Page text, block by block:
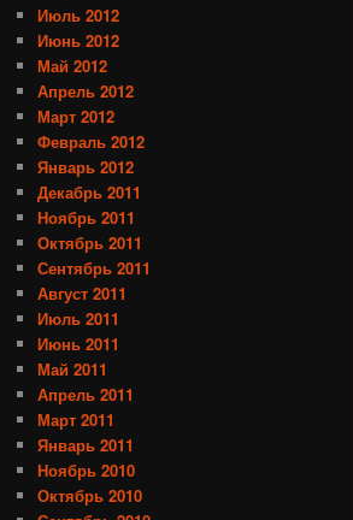
Июль 2012
Июнь 2012
Май 2012
Апрель 2012
Март 2012
Февраль 2012
Январь 2012
Декабрь 2011
Ноябрь 2011
Октябрь 2011
Сентябрь 2011
Август 2011
Июль 2011
Июнь 2011
Май 2011
Апрель 2011
Март 2011
Январь 2011
Ноябрь 2010
Октябрь 2010